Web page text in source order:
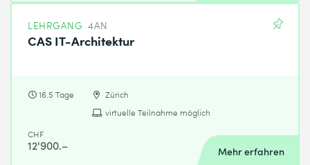
LEHRGANG 4AN
CAS IT-Architektur
16.5 Tage
Zürich
virtuelle Teilnahme möglich
CHF
12'900.– Mehr erfahren